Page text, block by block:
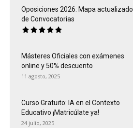
Oposiciones 2026: Mapa actualizado
de Convocatorias
Másteres Oficiales con exámenes
online y 50% descuento
11 agosto, 2025
Curso Gratuito: IA en el Contexto
Educativo ¡Matricúlate ya!
24 julio, 2025